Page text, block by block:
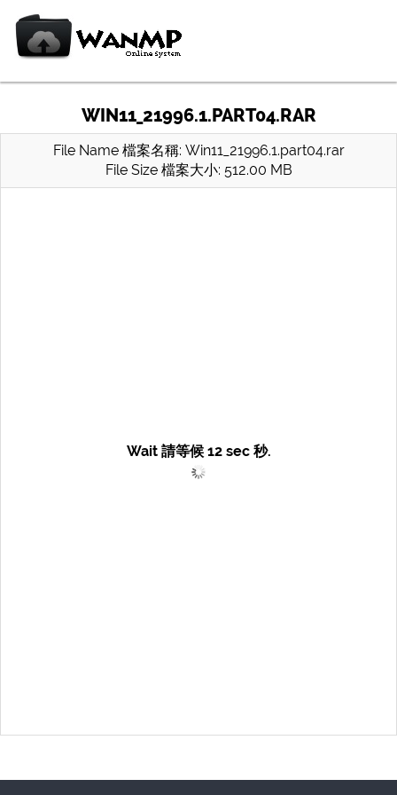
WIN11_21996.1.PART04.RAR
File Name 檔案名稱: Win11_21996.1.part04.rar
File Size 檔案大小: 512.00 MB
Wait 請等候 12sec 秒.